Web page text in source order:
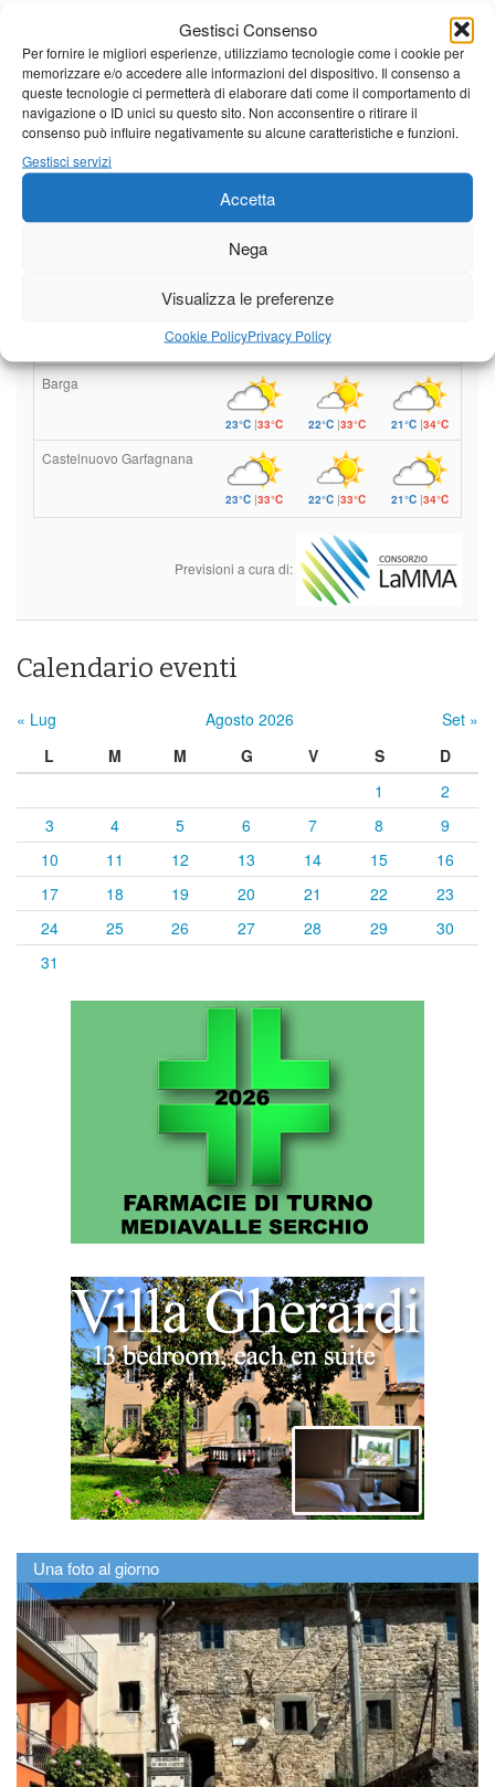
Gestisci Consenso
Per fornire le migliori esperienze, utilizziamo tecnologie come i cookie per
memorizzare e/o accedere alle informazioni del dispositivo. Il consenso a
queste tecnologie ci permetterà di elaborare dati come il comportamento di
navigazione o ID unici su questo sito. Non acconsentire o ritirare il
consenso può influire negativamente su alcune caratteristiche e funzioni.
Gestisci servizi
Accetta
Nega
Visualizza le preferenze
Cookie PolicyPrivacy Policy
Il tempo di questo fine
stagionali
23°C|36°C 22°C
Barga
23°C|33°C 22°C|33°C 21°C |34°C
Castelnuovo Garfagnana
23°C|33°C 22°C|33°C 21°C |34°C
Previsioni a cura di:
Calendario eventi
« Lug Agosto 2026
Set »
L
M M G V S
D
1
2
3
4 5 6 7 8
9
10
11 12 13 14 15
16
17
18 19 20 21 22
23
24
25 26 27 28 29
30
31
Una foto al giorno